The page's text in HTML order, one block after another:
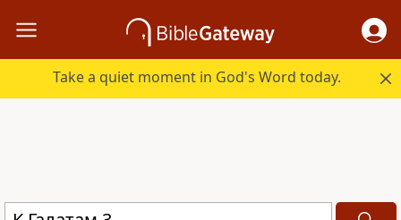
Take a quiet moment in God's Word today.